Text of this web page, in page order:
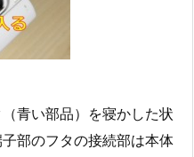
青い部品）を寝かした状
部のフタの接続部は本体